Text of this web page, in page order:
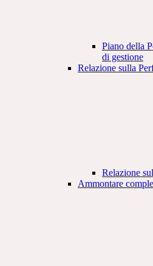
Piano della
di gestione
Relazione sulla
Relazione
Ammontare